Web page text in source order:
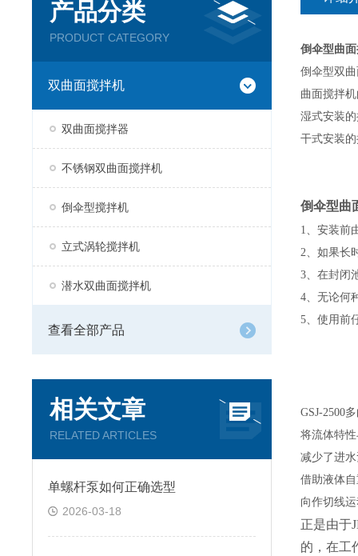
产品分类
PRODUCT CATEGORY
双曲面搅拌机
双曲面搅拌器
不锈钢双曲面搅拌机
倒伞型搅拌机
立式涡轮搅拌机
潜水双曲面搅拌机
查看全部产品
相关文章
RELATED ARTICLES
单螺杆泵如何正确选型
2026-03-18
倒伞型曲
倒伞型双
曲面搅拌
湿式安装
干式安装
倒伞型曲
1、安装前
2、如果长
3、在封闭
4、无论何
5、使用前
GSJ-2500
将流体特
减少了进
借助液体
向作切线
正是由于
的，在工